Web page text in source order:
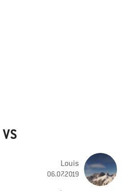
VS
Louis
06.07.2019